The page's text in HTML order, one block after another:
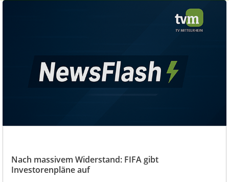
Nach massivem Widerstand: FIFA gibt
Investorenpläne auf